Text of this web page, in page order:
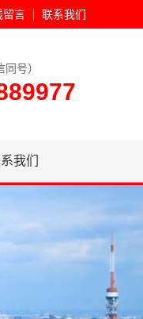
留言 联系我们
号）
我们